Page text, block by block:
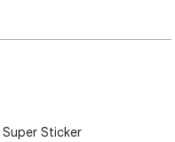
Sticker